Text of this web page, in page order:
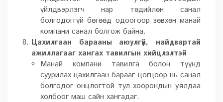
үйлдвэрлэгч нар төдийлөн санал
болгодоггүй бөгөөд одоогоор зөвхөн манай
компани санал болгож байна.
Цахилгаан барааны аюулгүй, найдвартай
ажиллагааг хангах тавилгын хийцлэлтэй
Манай компани тавилга болон түүнд
суурилах цахилгаан барааг цогцоор нь санал
болгодог онцлогтой тул хоорондын уялдаа
холбоог маш сайн хангадаг.